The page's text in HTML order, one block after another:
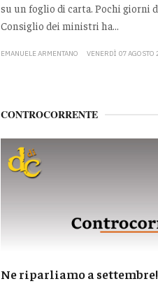
su un foglio di carta. Pochi giorni
Consiglio dei ministri ha...
EMANUELE ARMENTANO VENERDÌ 07 AGOSTO
CONTROCORRENTE
Ne riparliamo a settembre!